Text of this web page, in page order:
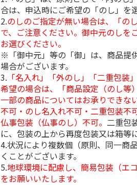
合は、申込時にご希望の「のし」を
2.のしのご指定が無い場合は、「の
で、ご注意ください。御中元のしを
お選びください。
※「御中元」等の「御」は、商品提
場合がございます。
3. 「名入れ」「外のし」「二重包
希望の場合は、「商品設定（のし等
一部の商品についてはお承りできな
不可・のし名入れ不可・二重包装不
仏事包装（仏事のし）不可。 二重包
に、包装の上から再度包装又は箱等
4.状況により複数個（原則、同一商
くことがございます。
5.地球環境に配慮し、簡易包装（エ
をお願いいたします。